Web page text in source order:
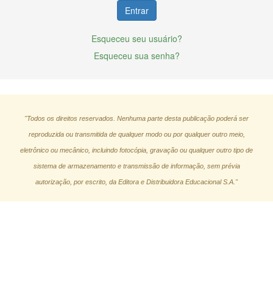
Entrar
Esqueceu seu usuário?
Esqueceu sua senha?
"Todos os direitos reservados. Nenhuma parte desta publicação poderá ser
reproduzida ou transmitida de qualquer modo ou por qualquer outro meio,
eletrônico ou mecânico, incluindo fotocópia, gravação ou qualquer outro tipo de
sistema de armazenamento e transmissão de informação, sem prévia
autorização, por escrito, da Editora e Distribuidora Educacional S.A."